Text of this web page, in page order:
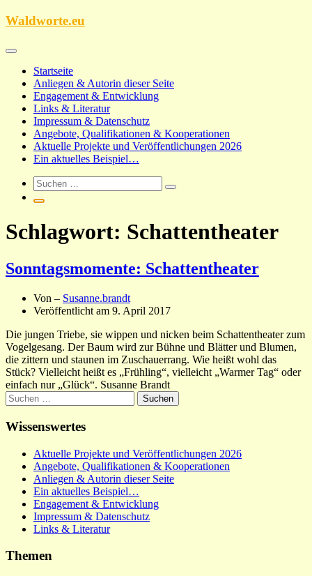
Zum
Waldworte.eu
Startseite
Anliegen & Autorin dieser Seite
Engagement & Entwicklung
Links & Literatur
Impressum & Datenschutz
Angebote, Qualifikationen & Kooperationen
Aktuelle Projekte und Veröffentlichungen 2026
Ein aktuelles Beispiel…
Schlagwort: Schattentheater
Sonntagsmomente: Schattentheater
Von – Susanne.brandt
Veröffentlicht am 9. April 2017
Die jungen Triebe, sie wippen und nicken beim Schattentheater zum
Vogelgesang. Der Baum wird zur Bühne und Blätter und Blumen,
die zittern und staunen im Zuschauerrang. Wie heißt wohl das
Stück? Vielleicht heißt es „Frühling“, vielleicht „Warmer Tag“ oder
einfach nur „Glück“. Susanne Brandt
Suchen
nach:
Wissenswertes
Aktuelle Projekte und Veröffentlichungen 2026
Angebote, Qualifikationen & Kooperationen
Anliegen & Autorin dieser Seite
Ein aktuelles Beispiel…
Engagement & Entwicklung
Impressum & Datenschutz
Links & Literatur
Themen